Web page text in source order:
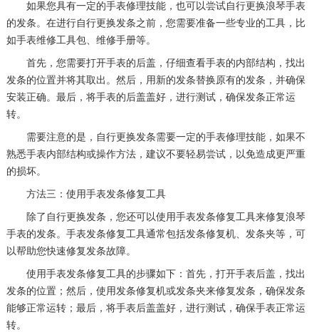
如果您具有一定的手表修理技能，也可以尝试自行更换浪琴手表
的发条。在进行自行更换发条之前，您需要准备一些专业的工具，比
如手表维修工具包、维修手册等。
首先，您需要打开手表的后盖，仔细查看手表的内部结构，找出
发条的位置并将其取出。然后，用新的发条替换原有的发条，并确保
安装正确。最后，将手表的后盖盖好，进行测试，确保发条正常运
转。
需要注意的是，自行更换发条需要一定的手表修理技能，如果不
熟悉手表内部结构或操作方法，建议不要轻易尝试，以免造成更严重
的损坏。
方法三：使用手表发条修复工具
除了自行更换发条，您还可以使用手表发条修复工具来修复浪琴
手表的发条。手表发条修复工具通常包括发条修复机、发条夹等，可
以帮助您快速修复发条故障。
使用手表发条修复工具的步骤如下：首先，打开手表后盖，找出
发条的位置；然后，使用发条修复机或发条夹来修复发条，确保发条
能够正常运转；最后，将手表后盖盖好，进行测试，确保手表正常运
转。